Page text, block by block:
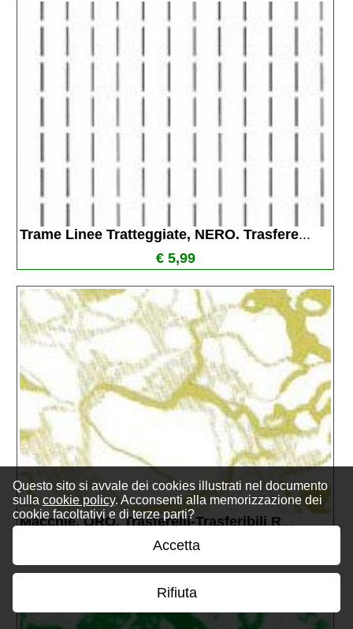
Questo sito si avvale dei cookies illustrati nel documento
sulla cookie policy. Acconsenti alla memorizzazione dei
cookie facoltativi e di terze parti?
Accetta
Rifiuta
Trame Linee Tratteggiate, NERO. Trasfere...
€ 5,99
Macchie, ORO. Trasferelli-Trasferibili R...
€ 6,26